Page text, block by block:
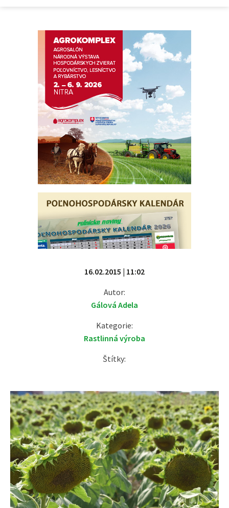
16.02.2015 | 11:02
Autor:
Gálová Adela
Kategorie:
Rastlinná výroba
Štítky: